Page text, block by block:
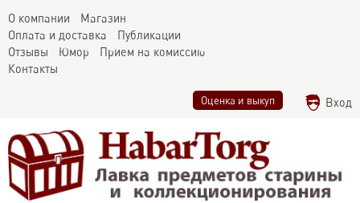
О компании
Магазин
Оплата и доставка
Публикации
Отзывы
Юмор
Прием на комиссию
Контакты
Оценка и выкуп Вход